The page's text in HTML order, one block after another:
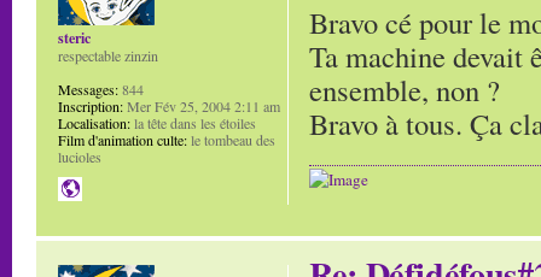
Bravo cé pour le
Ta machine devait
ensemble, non ?
Bravo à tous. Ça
steric
respectable zinzin
Messages:844
Inscription:Mer Fév 25, 2004 2:11 am
Localisation:la tête dans les étoiles
Film d'animation culte:le tombeau des
lucioles